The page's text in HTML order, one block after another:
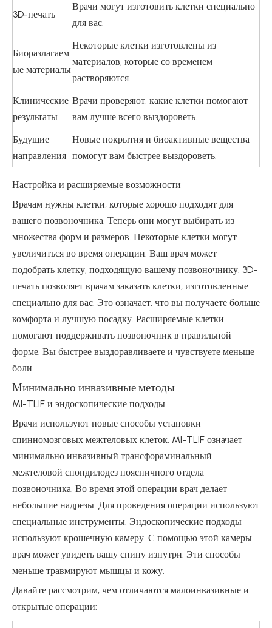
3D-печать
Врачи могут изготовить клетки специально
для вас.
Биоразлагаем
ые материалы
Некоторые клетки изготовлены из
материалов, которые со временем
растворяются.
Клинические
результаты
Врачи проверяют, какие клетки помогают
вам лучше всего выздороветь.
Будущие
направления
Новые покрытия и биоактивные вещества
помогут вам быстрее выздороветь.
Настройка и расширяемые возможности
Врачам нужны клетки, которые хорошо подходят для
вашего позвоночника. Теперь они могут выбирать из
множества форм и размеров. Некоторые клетки могут
увеличиться во время операции. Ваш врач может
подобрать клетку, подходящую вашему позвоночнику. 3D-
печать позволяет врачам заказать клетки, изготовленные
специально для вас. Это означает, что вы получаете больше
комфорта и лучшую посадку. Расширяемые клетки
помогают поддерживать позвоночник в правильной
форме. Вы быстрее выздоравливаете и чувствуете меньше
боли.
Минимально инвазивные методы
MI-TLIF и эндоскопические подходы
Врачи используют новые способы установки
спинномозговых межтеловых клеток. MI-TLIF означает
минимально инвазивный трансфораминальный
межтеловой спондилодез поясничного отдела
позвоночника. Во время этой операции врач делает
небольшие надрезы. Для проведения операции используют
специальные инструменты. Эндоскопические подходы
используют крошечную камеру. С помощью этой камеры
врач может увидеть вашу спину изнутри. Эти способы
меньше травмируют мышцы и кожу.
Давайте рассмотрим, чем отличаются малоинвазивные и
открытые операции: